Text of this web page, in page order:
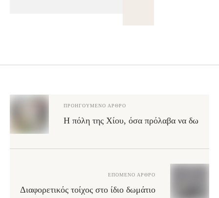
ΠΡΟΗΓΟΎΜΕΝΟ ΆΡΘΡΟ
Η πόλη της Χίου, όσα πρόλαβα να δω
ΕΠΌΜΕΝΟ ΆΡΘΡΟ
Διαφορετικός τοίχος στο ίδιο δωμάτιο